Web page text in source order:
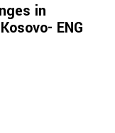
in
ENG